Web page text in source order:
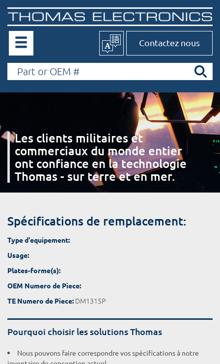
Contactez nous
Les clients militaires et
commerciaux du monde entier
ont confiance en la technologie
Thomas - sur terre et en mer.
Spécifications de remplacement:
Type d'equipement:
Usage:
Plates-forme(s):
OEM Numero de Piece:
TE Numero de Piece: DM1315P
Pourquoi choisir les solutions Thomas
Nous pouvons faire correspondre vos spécifications à notre